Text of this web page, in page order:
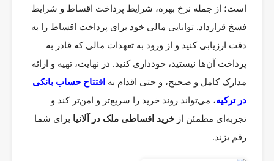
است؛ از جمله نرخ بهره، شرایط پرداخت اقساط و شرایط
فسخ قرارداد. توانایی مالی خود برای پرداخت اقساط را به
دقت ارزیابی کنید و از ورود به تعهدات مالی که قادر به
پرداخت آن‌ها نیستید، خودداری کنید. در نهایت، تهیه و ارائه
مدارک کامل و صحیح، و حتی اقدام به افتتاح حساب بانکی
در ترکیه، می‌تواند روند خرید را سریع‌تر و امن‌تر کند و
تجربه‌ای مطمئن از خرید اقساطی ملک در آلانیا برای شما
رقم بزند.